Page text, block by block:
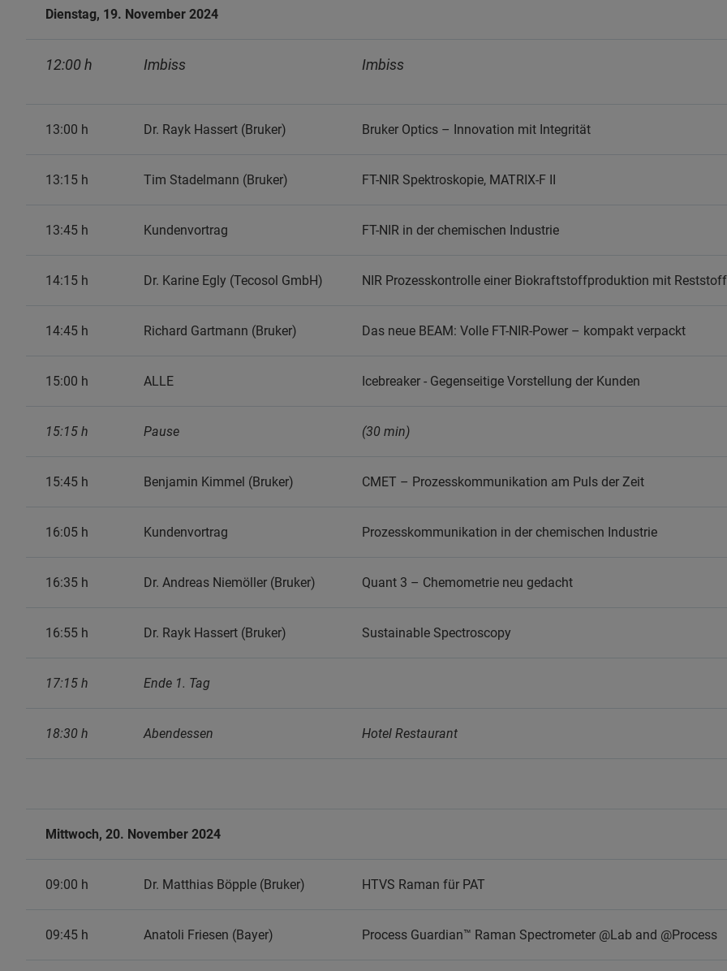
Dienstag, 19. November 2024
12:00 h Imbiss Imbiss
13:00 h Dr. Rayk Hassert (Bruker) Bruker Optics – Innovation mit Integrität
13:15 h Tim Stadelmann (Bruker) FT-NIR Spektroskopie, MATRIX-F II
13:45 h Kundenvortrag FT-NIR in der chemischen Industrie
14:15 h Dr. Karine Egly (Tecosol GmbH) NIR Prozesskontrolle einer Biokraftstoffproduktion mit
14:45 h Richard Gartmann (Bruker) Das neue BEAM: Volle FT-NIR-Power – kompakt verpackt
15:00 h ALLE Icebreaker - Gegenseitige Vorstellung der Kunden
15:15 h Pause (30 min)
15:45 h Benjamin Kimmel (Bruker) CMET – Prozesskommunikation am Puls der Zeit
16:05 h Kundenvortrag Prozesskommunikation in der chemischen Industrie
16:35 h Dr. Andreas Niemöller (Bruker) Quant 3 – Chemometrie neu gedacht
16:55 h Dr. Rayk Hassert (Bruker) Sustainable Spectroscopy
17:15 h Ende 1. Tag
18:30 h Abendessen Hotel Restaurant
Mittwoch, 20. November 2024
09:00 h Dr. Matthias Böpple (Bruker) HTVS Raman für PAT
09:45 h Anatoli Friesen (Bayer) Process Guardian™ Raman Spectrometer @Lab and @Process